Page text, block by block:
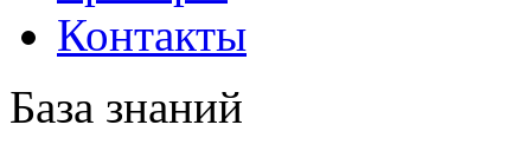
Контакты
База знаний